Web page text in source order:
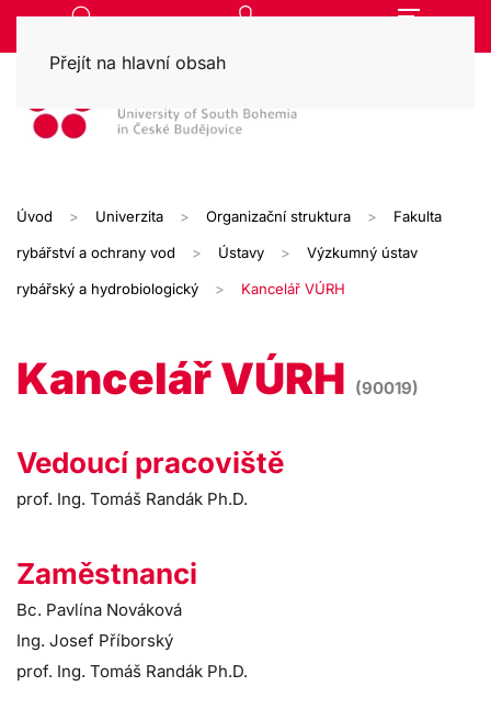
Přejít na hlavní obsah
Úvod Univerzita Organizační struktura Fakulta
rybářství a ochrany vod Ústavy Výzkumný ústav
rybářský a hydrobiologický Kancelář VÚRH
Kancelář VÚRH (90019)
Vedoucí pracoviště
prof. Ing. Tomáš Randák Ph.D.
Zaměstnanci
Bc. Pavlína Nováková
Ing. Josef Příborský
prof. Ing. Tomáš Randák Ph.D.